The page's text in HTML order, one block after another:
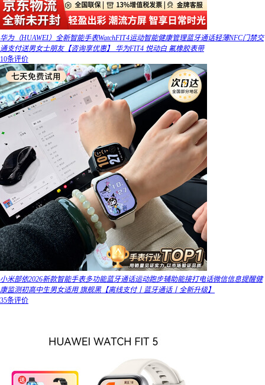
华为（HUAWEI）全新智能手表WatchFIT4运动智能健康管理蓝牙通话轻薄NFC门禁交
通支付送男女士朋友【咨询享优惠】 华为FIT4 悦动白 氟橡胶表带
10条评价
小米部依2026新款智能手表多功能蓝牙通话运动跑步辅助能接打电话微信信息提醒健
康监测初高中生男女适用 旗舰黑【离线支付丨蓝牙通话丨全新升级】
35条评价